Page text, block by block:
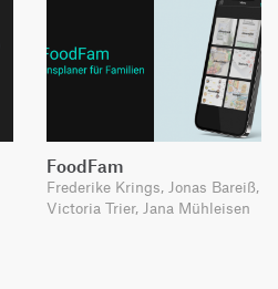
FoodFam
Frederike Krings, Jonas Bareiß,
Victoria Trier, Jana Mühleisen